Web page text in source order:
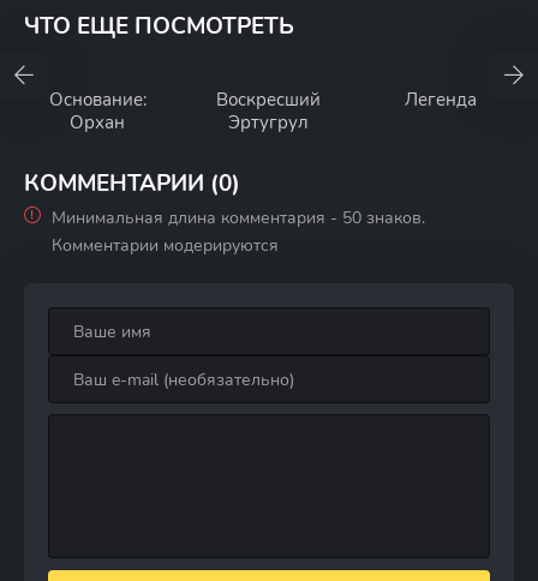
ЧТО ЕЩЕ ПОСМОТРЕТЬ
Основание:
Орхан
Воскресший
Эртугрул
Легенда
КОММЕНТАРИИ (0)
Минимальная длина комментария - 50 знаков.
Комментарии модерируются